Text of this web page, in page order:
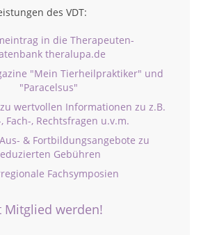
des VDT:
in die Therapeuten-
theralupa.de
"Mein Tierheilpraktiker" und
"Paracelsus"
wertvollen Informationen zu z.B.
Fach-, Rechtsfragen u.v.m.
& Fortbildungsangebote zu
Gebühren
Fachsymposien
Mitglied werden!